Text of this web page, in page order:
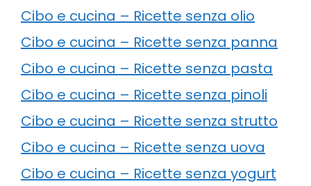
Cibo e cucina – Ricette senza olio
Cibo e cucina – Ricette senza panna
Cibo e cucina – Ricette senza pasta
Cibo e cucina – Ricette senza pinoli
Cibo e cucina – Ricette senza strutto
Cibo e cucina – Ricette senza uova
Cibo e cucina – Ricette senza yogurt